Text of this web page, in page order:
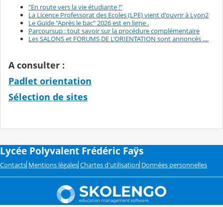
"En route vers la vie étudiante !"
La Licence Professorat des Ecoles (LPE) vient d'ouvrir à Lyon2
Le Guide "Après le bac" 2026 est en ligne .
Parcoursup : tout savoir sur la procédure complémentaire
Les SALONS et FORUMS DE L’ORIENTATION sont annoncés ....
A consulter :
Padlet orientation
Sélection de sites
Lycée Polyvalent Frédéric Faÿs
Contacts Mentions légales Chartes d'utilisation Données personnelles